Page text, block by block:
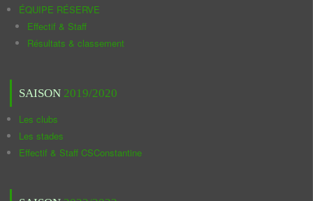
ÉQUIPE RÉSERVE
Effectif & Staff
Résultats & classement
SAISON 2019/2020
Les clubs
Les stades
Effectif & Staff CSConstantine